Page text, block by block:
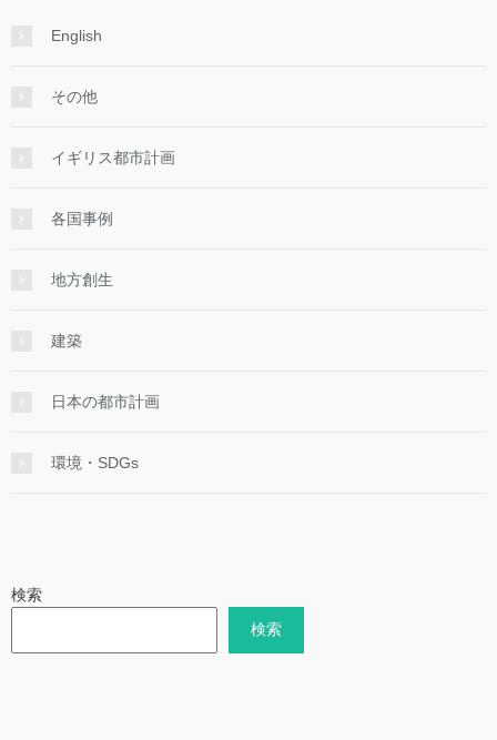
English
その他
イギリス都市計画
各国事例
地方創生
建築
日本の都市計画
環境・SDGs
検索
検索